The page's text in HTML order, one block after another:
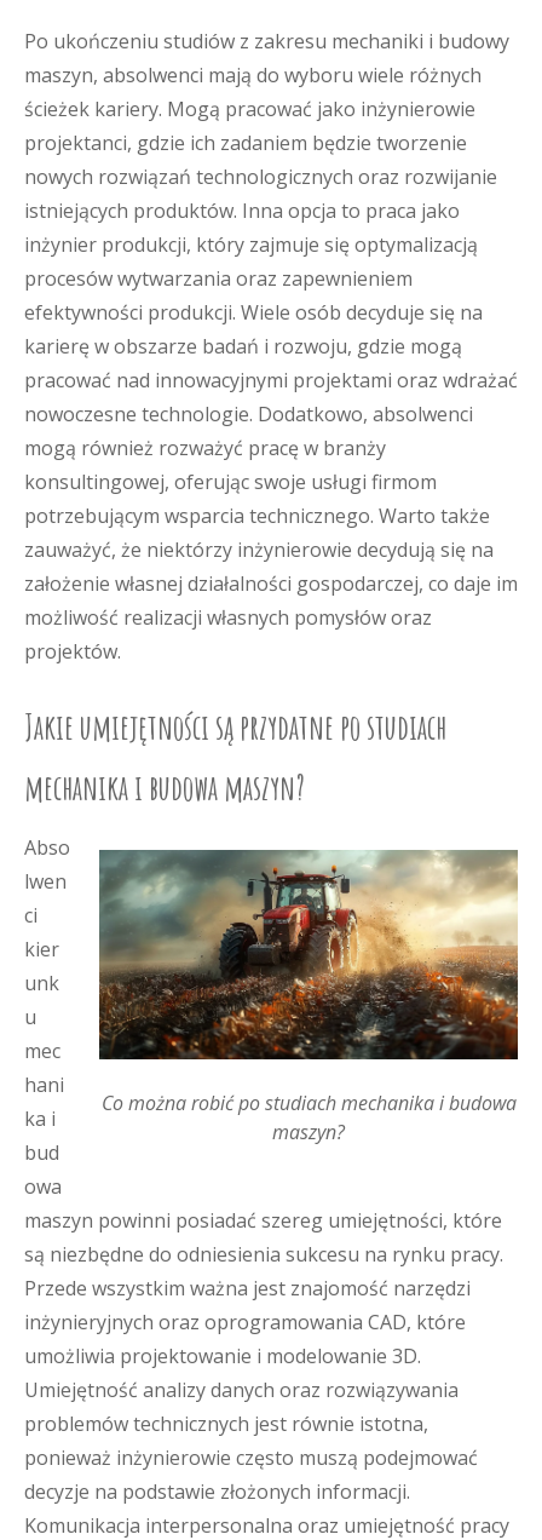
Po ukończeniu studiów z zakresu mechaniki i budowy
maszyn, absolwenci mają do wyboru wiele różnych
ścieżek kariery. Mogą pracować jako inżynierowie
projektanci, gdzie ich zadaniem będzie tworzenie
nowych rozwiązań technologicznych oraz rozwijanie
istniejących produktów. Inna opcja to praca jako
inżynier produkcji, który zajmuje się optymalizacją
procesów wytwarzania oraz zapewnieniem
efektywności produkcji. Wiele osób decyduje się na
karierę w obszarze badań i rozwoju, gdzie mogą
pracować nad innowacyjnymi projektami oraz wdrażać
nowoczesne technologie. Dodatkowo, absolwenci
mogą również rozważyć pracę w branży
konsultingowej, oferując swoje usługi firmom
potrzebującym wsparcia technicznego. Warto także
zauważyć, że niektórzy inżynierowie decydują się na
założenie własnej działalności gospodarczej, co daje im
możliwość realizacji własnych pomysłów oraz
projektów.
Jakie umiejętności są przydatne po studiach
mechanika i budowa maszyn?
Co można robić po studiach mechanika i budowa
maszyn?
Abso
lwen
ci
kier
unk
u
mec
hani
ka i
bud
owa
maszyn powinni posiadać szereg umiejętności, które
są niezbędne do odniesienia sukcesu na rynku pracy.
Przede wszystkim ważna jest znajomość narzędzi
inżynieryjnych oraz oprogramowania CAD, które
umożliwia projektowanie i modelowanie 3D.
Umiejętność analizy danych oraz rozwiązywania
problemów technicznych jest równie istotna,
ponieważ inżynierowie często muszą podejmować
decyzje na podstawie złożonych informacji.
Komunikacja interpersonalna oraz umiejętność pracy